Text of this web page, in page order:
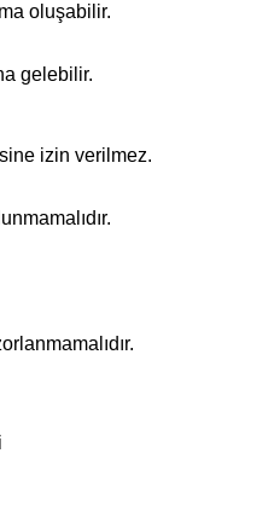
oluşabilir.
gelebilir.
izin verilmez.